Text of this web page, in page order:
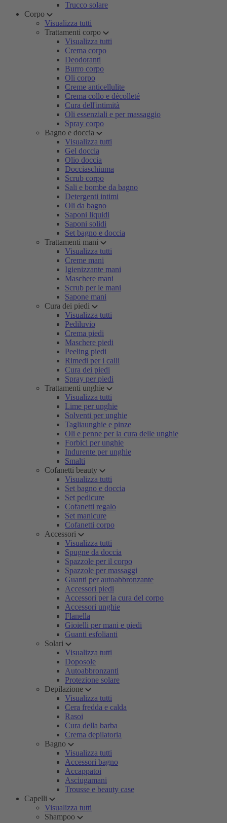
Trucco solare
Corpo
Visualizza tutti
Trattamenti corpo
Visualizza tutti
Crema corpo
Deodoranti
Burro corpo
Oli corpo
Creme anticellulite
Crema collo e décolleté
Cura dell'intimità
Oli essenziali e per massaggio
Spray corpo
Bagno e doccia
Visualizza tutti
Gel doccia
Olio doccia
Docciaschiuma
Scrub corpo
Sali e bombe da bagno
Detergenti intimi
Oli da bagno
Saponi liquidi
Saponi solidi
Set bagno e doccia
Trattamenti mani
Visualizza tutti
Creme mani
Igienizzante mani
Maschere mani
Scrub per le mani
Sapone mani
Cura dei piedi
Visualizza tutti
Pediluvio
Crema piedi
Maschere piedi
Peeling piedi
Rimedi per i calli
Cura dei piedi
Spray per piedi
Trattamenti unghie
Visualizza tutti
Lime per unghie
Solventi per unghie
Tagliaunghie e pinze
Oli e penne per la cura delle unghie
Forbici per unghie
Indurente per unghie
Smalti
Cofanetti beauty
Visualizza tutti
Set bagno e doccia
Set pedicure
Cofanetti regalo
Set manicure
Cofanetti corpo
Accessori
Visualizza tutti
Spugne da doccia
Spazzole per il corpo
Spazzole per massaggi
Guanti per autoabbronzante
Accessori piedi
Accessori per la cura del corpo
Accessori unghie
Flanella
Gioielli per mani e piedi
Guanti esfolianti
Solari
Visualizza tutti
Doposole
Autoabbronzanti
Protezione solare
Depilazione
Visualizza tutti
Cera fredda e calda
Rasoi
Cura della barba
Crema depilatoria
Bagno
Visualizza tutti
Accessori bagno
Accappatoi
Asciugamani
Trousse e beauty case
Capelli
Visualizza tutti
Shampoo